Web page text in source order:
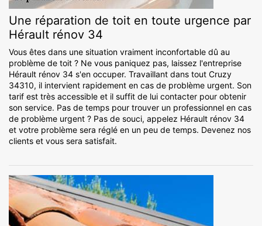
Une réparation de toit en toute urgence par
Hérault rénov 34
Vous êtes dans une situation vraiment inconfortable dû au
problème de toit ? Ne vous paniquez pas, laissez l'entreprise
Hérault rénov 34 s'en occuper. Travaillant dans tout Cruzy
34310, il intervient rapidement en cas de problème urgent. Son
tarif est très accessible et il suffit de lui contacter pour obtenir
son service. Pas de temps pour trouver un professionnel en cas
de problème urgent ? Pas de souci, appelez Hérault rénov 34
et votre problème sera réglé en un peu de temps. Devenez nos
clients et vous sera satisfait.